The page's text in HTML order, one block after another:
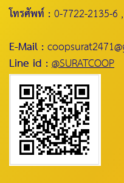
โทรศัพท์ :0-7722-2135-6
E-Mail :
Line id :@SURATCOOP